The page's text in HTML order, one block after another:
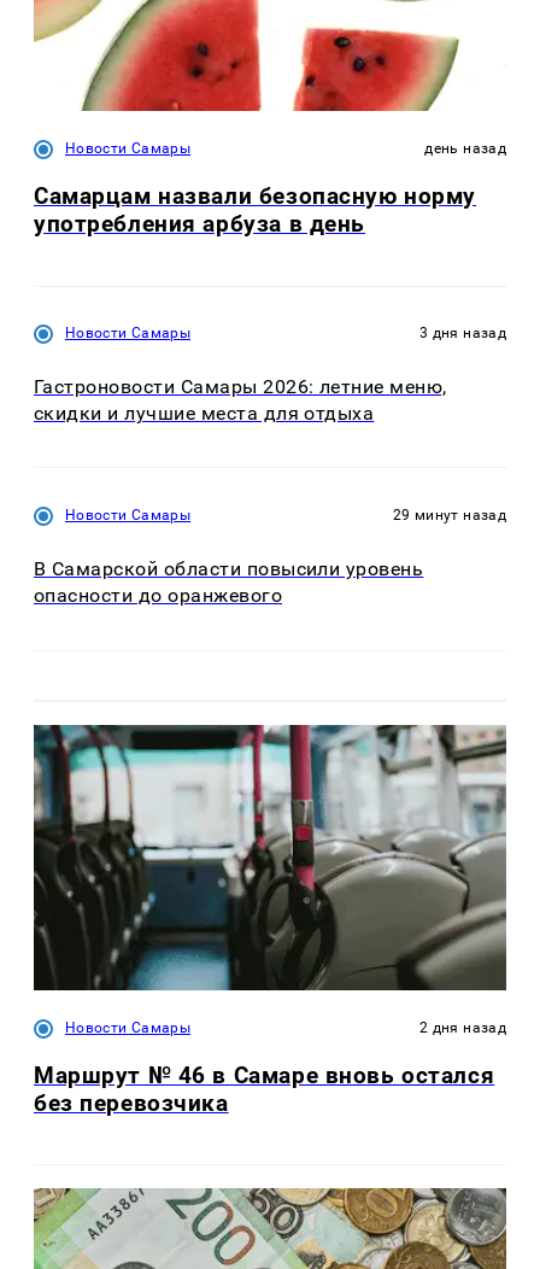
Новости Самары день назад
Самарцам назвали безопасную норму
употребления арбуза в день
Новости Самары 3 дня назад
Гастроновости Самары 2026: летние меню,
скидки и лучшие места для отдыха
Новости Самары 29 минут назад
В Самарской области повысили уровень
опасности до оранжевого
Новости Самары 2 дня назад
Маршрут № 46 в Самаре вновь остался
без перевозчика